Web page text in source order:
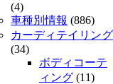
(4)
車種別情報 (886)
カーディテイリング
(34)
ボディコーテ
ィング (11)